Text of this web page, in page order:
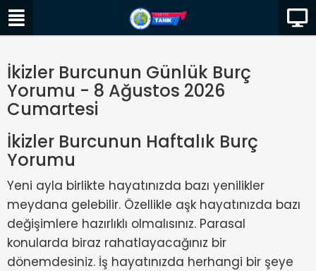
İkizler Burcunun Günlük Burç
Yorumu - 8 Ağustos 2026
Cumartesi
İkizler Burcunun Haftalık Burç
Yorumu
Yeni ayla birlikte hayatınızda bazı yenilikler
meydana gelebilir. Özellikle aşk hayatınızda bazı
değişimlere hazırlıklı olmalısınız. Parasal
konularda biraz rahatlayacağınız bir
dönemdesiniz. İş hayatınızda herhangi bir şeye